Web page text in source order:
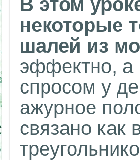
В этом
некоторые
шалей из
эффектно, а
спросом у
ажурное
связано как